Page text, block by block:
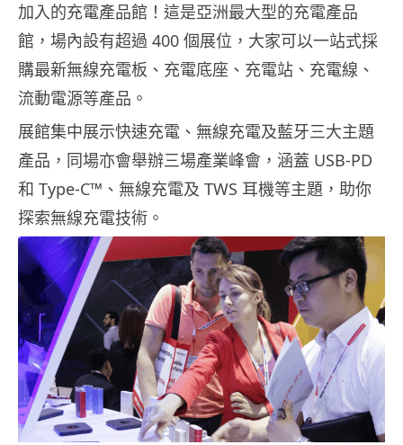
加入的充電產品館！這是亞洲最大型的充電產品
館，場內設有超過 400 個展位，大家可以一站式採
購最新無線充電板、充電底座、充電站、充電線、
流動電源等產品。
展館集中展示快速充電、無線充電及藍牙三大主題
產品，同場亦會舉辦三場產業峰會，涵蓋 USB-PD
和 Type-C™、無線充電及 TWS 耳機等主題，助你
探索無線充電技術。